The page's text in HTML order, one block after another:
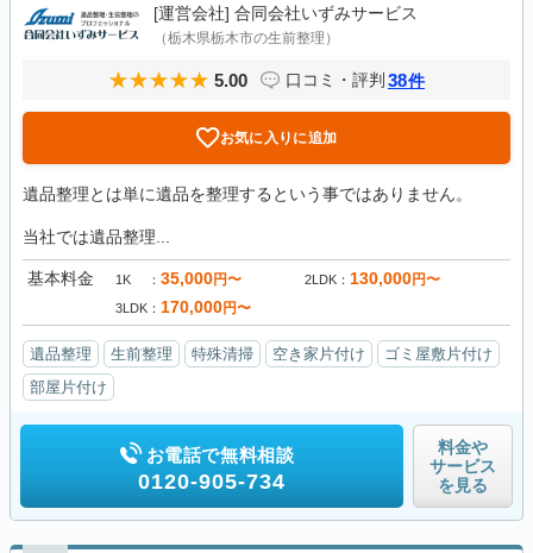
[運営会社] 合同会社いずみサービス
（栃木県栃木市の生前整理）
5.00 口コミ・評判 38件
お気に入りに追加
遺品整理とは単に遺品を整理するという事ではありません。
当社では遺品整理...
基本料金 1K 35,000円〜 2LDK 130,000円〜
3LDK 170,000円〜
遺品整理 生前整理 特殊清掃 空き家片付け
ゴミ屋敷片付け
部屋片付け
お電話で無料相談
0120-905-734
料金や
サービス
を見る